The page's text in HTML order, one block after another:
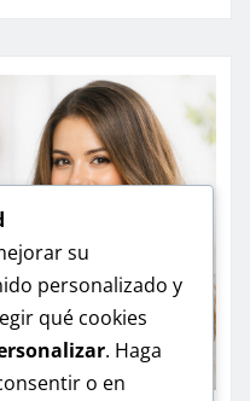
su
personalizado y
qué cookies
. Haga
o en